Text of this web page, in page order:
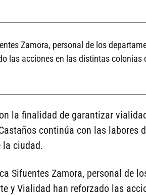
Zamora, personal de los
las acciones en las distintas colonias
la finalidad de garantizar
continúa con las labores
la ciudad.
Sifuentes Zamora, personal de
y Vialidad han reforzado las